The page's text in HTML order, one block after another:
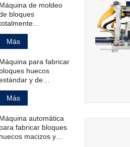
Máquina de moldeo
bloques
para
bloques de
huecos estándar.
Más
Máquina para fabricar
bloques huecos
y de
Más
Máquina automática
para fabricar bloques
huecos macizos y